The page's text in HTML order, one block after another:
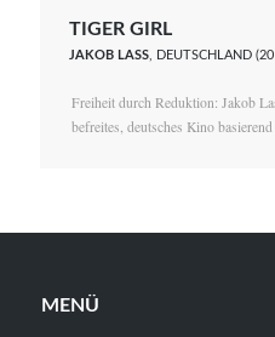
TIGER GIRL
JAKOB LASS, DEUTSCHLAND
Freiheit durch Reduktion: Jakob
befreites, deutsches Kino
MENÜ